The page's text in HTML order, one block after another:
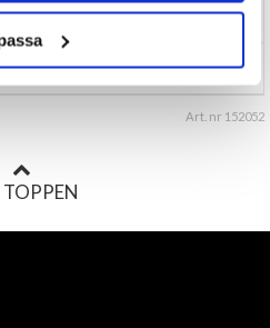
Art. nr 152052
TOPPEN